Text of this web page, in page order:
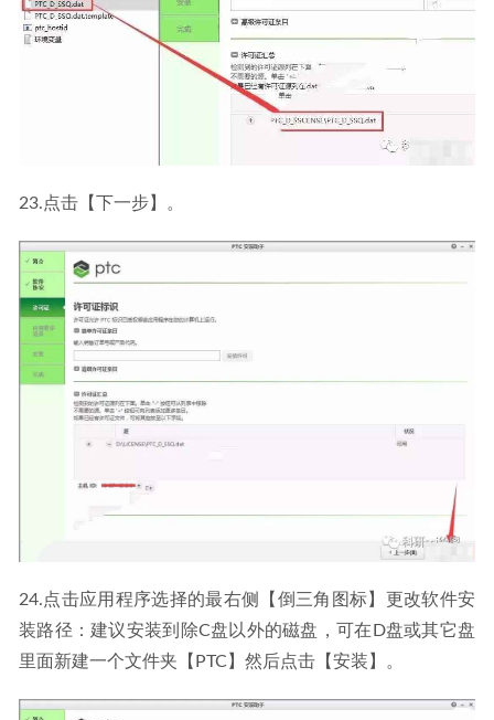
23.点击【下一步】。
24.点击应用程序选择的最右侧【倒三角图标】更改软件安
装路径：建议安装到除C盘以外的磁盘，可在D盘或其它盘
里面新建一个文件夹【PTC】然后点击【安装】。